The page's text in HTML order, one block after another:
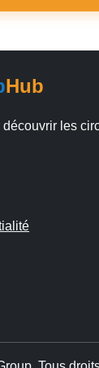
Hub
les